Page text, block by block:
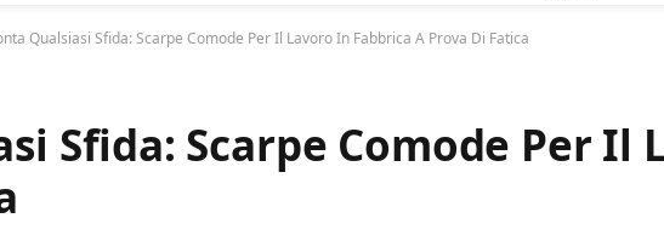
Qualsiasi Sfida: Scarpe Comode Per Il Lavoro In Fabbrica A Prova Di Fatica
Sfida: Scarpe Comode Per Il